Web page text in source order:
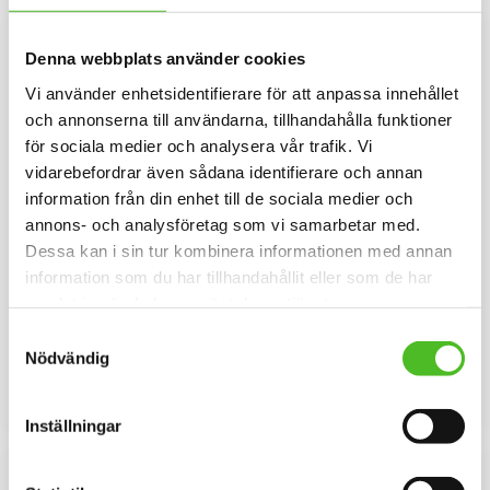
Denna webbplats använder cookies
Vi använder enhetsidentifierare för att anpassa innehållet
och annonserna till användarna, tillhandahålla funktioner
för sociala medier och analysera vår trafik. Vi
vidarebefordrar även sådana identifierare och annan
information från din enhet till de sociala medier och
annons- och analysföretag som vi samarbetar med.
Dessa kan i sin tur kombinera informationen med annan
information som du har tillhandahållit eller som de har
Nödvändig
Inställningar
Nyckelring med
Borderterrier
diameter och laminerad för att
vara hållbar och ge ett uttryck av
109
Mössa med Borderterrier
siluettmotiv av en Borderterrier.
Lägg